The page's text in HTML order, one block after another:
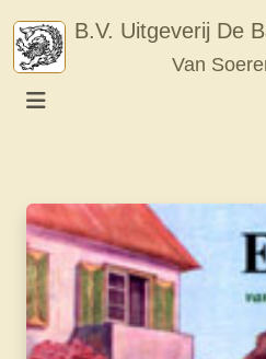
content
B.V. Uitgeverij De
Van